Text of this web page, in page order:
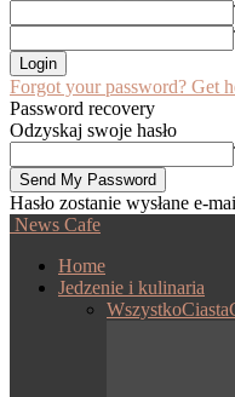
Forgot your password? Get
Password recovery
Odzyskaj swoje hasło
Hasło zostanie wysłane e-
News Cafe
Home
Jedzenie i kulinaria
WszystkoCiasta